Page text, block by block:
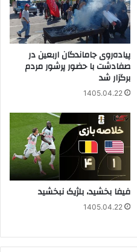
پیاده‌روی جاماندگان اربعین در
صفادشت با حضور پرشور مردم
برگزار شد
1405.04.22
فیفا بخشید، بلژیک نبخشید
1405.04.22